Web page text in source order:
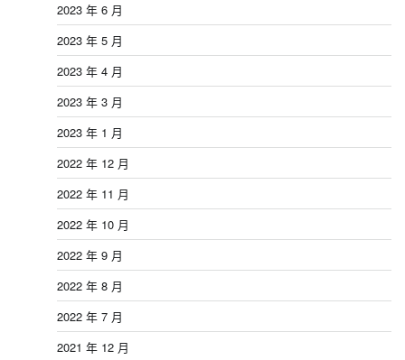
2023 年 6 月
2023 年 5 月
2023 年 4 月
2023 年 3 月
2023 年 1 月
2022 年 12 月
2022 年 11 月
2022 年 10 月
2022 年 9 月
2022 年 8 月
2022 年 7 月
2021 年 12 月